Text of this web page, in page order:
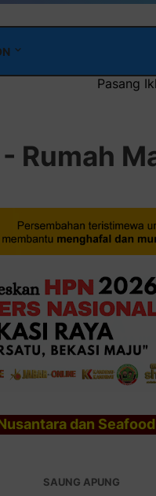
Iklan Running Text
Rumah
dan
SAUNG APUNG